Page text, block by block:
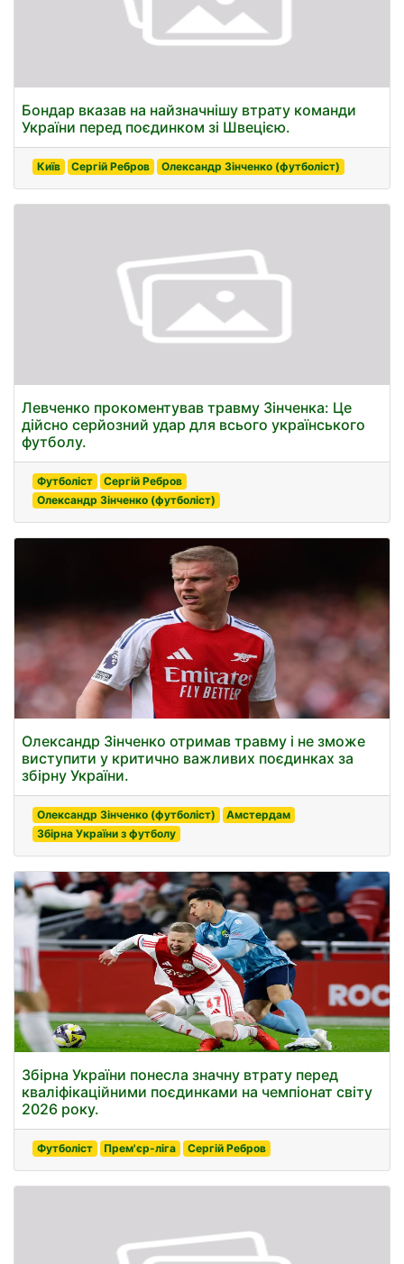
Бондар вказав на найзначнішу втрату команди
України перед поєдинком зі Швецією.
Київ Сергій Ребров Олександр Зінченко (футболіст)
Левченко прокоментував травму Зінченка: Це
дійсно серйозний удар для всього українського
футболу.
Футболіст
Сергій Ребров
Олександр Зінченко (футболіст)
Олександр Зінченко отримав травму і не зможе
виступити у критично важливих поєдинках за
збірну України.
Олександр Зінченко (футболіст)
Амстердам
Збірна України з футболу
Збірна України понесла значну втрату перед
кваліфікаційними поєдинками на чемпіонат світу
2026 року.
Футболіст Прем'єр-ліга Сергій Ребров